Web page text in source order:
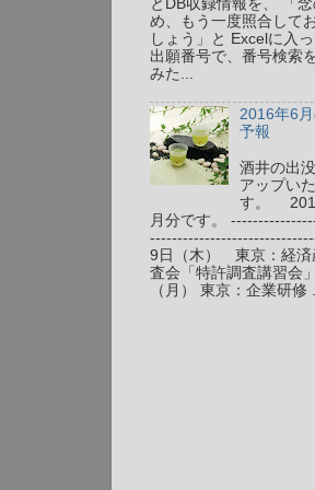
とDB収録情報を、 「念
め、もう一度照合して
しょう」と Excelに入
出願番号で、番号検索
みた...
2016年6
予報
酒井の出
アップい
す。
月分です。
9日（木） 東京：経済
査会「特許調査講習会
（月） 東京：企業研修